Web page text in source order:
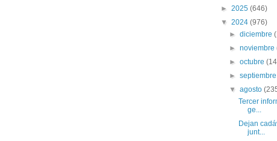
► 2025 (646)
▼ 2024 (976)
►diciembre
►noviembre
►octubre
►
▼agosto
Tercer
ge...
Dejan
junt...